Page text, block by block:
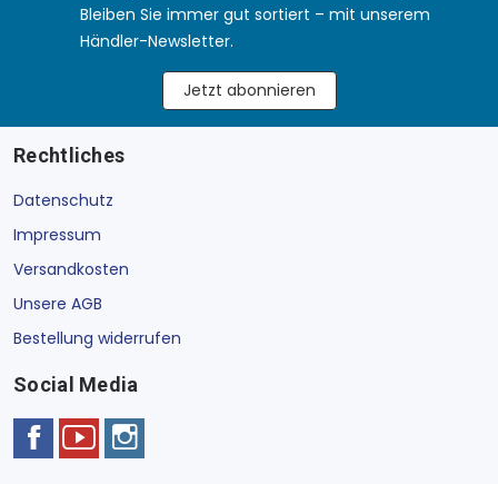
Bleiben Sie immer gut sortiert – mit unserem
Händler-Newsletter.
Jetzt abonnieren
Rechtliches
Datenschutz
Impressum
Versandkosten
Unsere AGB
Bestellung widerrufen
Social Media